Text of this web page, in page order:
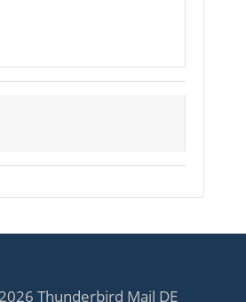
Thunderbird Mail DE